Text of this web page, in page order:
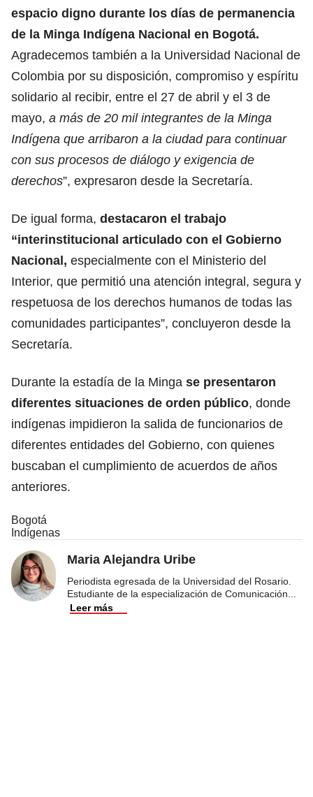
espacio digno durante los días de permanencia
de la Minga Indígena Nacional en Bogotá.
Agradecemos también a la Universidad Nacional de
Colombia por su disposición, compromiso y espíritu
solidario al recibir, entre el 27 de abril y el 3 de
mayo, a más de 20 mil integrantes de la Minga
Indígena que arribaron a la ciudad para continuar
con sus procesos de diálogo y exigencia de
derechos”, expresaron desde la Secretaría.
De igual forma, destacaron el trabajo
“interinstitucional articulado con el Gobierno
Nacional, especialmente con el Ministerio del
Interior, que permitió una atención integral, segura y
respetuosa de los derechos humanos de todas las
comunidades participantes”, concluyeron desde la
Secretaría.
Durante la estadía de la Minga se presentaron
diferentes situaciones de orden público, donde
indígenas impidieron la salida de funcionarios de
diferentes entidades del Gobierno, con quienes
buscaban el cumplimiento de acuerdos de años
anteriores.
Bogotá
Indígenas
Maria Alejandra Uribe
Periodista egresada de la Universidad del Rosario.
Estudiante de la especialización de Comunicación
Leer más